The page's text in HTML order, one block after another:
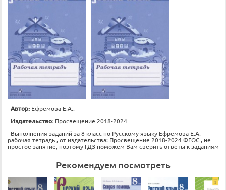
Автор: Ефремова Е.А..
Издательство: Просвещение 2018-2024
Выполнения заданий за 8 класс по Русскому языку Ефремова Е.А.
рабочая тетрадь , от издательства: Просвещение 2018-2024 ФГОС , не
простое занятие, поэтому ГДЗ поможем Вам сверить ответы к заданиям
Рекомендуем посмотреть